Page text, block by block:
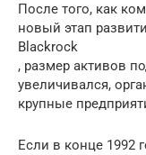
После того, как
новый этап
Blackrock
, размер активов
увеличивался,
крупные
Если в конце 1992